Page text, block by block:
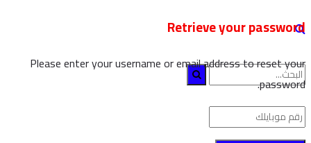
لا نتيجة
Retrieve your password
Please enter your username or email address to reset your
password.